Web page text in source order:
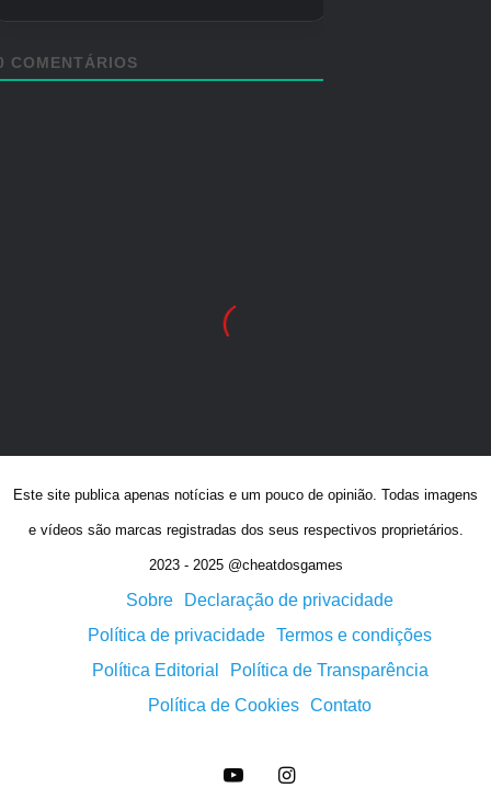
Este site publica apenas notícias e um pouco de opinião. Todas imagens
e vídeos são marcas registradas dos seus respectivos proprietários.
2023 - 2025 @cheatdosgames
Sobre
Declaração de privacidade
Política de privacidade Termos e condições
Política Editorial
Política de Transparência
Política de Cookies Contato
YouTubeInstagram